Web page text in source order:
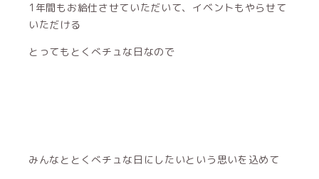
1年間もお給仕させていただいて、イベントもやらせて
いただける
とってもとくべチュな日なので
みんなととくべチュな日にしたいという思いを込めて